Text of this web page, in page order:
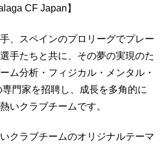
CF Japan】
、スペインのプロリーグでプレー
手たちと共に、その夢の実現のた
ム分析・フィジカル・メンタル・
門家を招聘し、成長を多角的に
いクラブチームです。
クラブチームのオリジナルテーマ